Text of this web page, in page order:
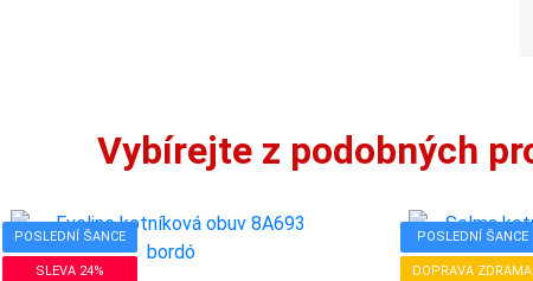
Vybírejte z podobných
POSLEDNÍ ŠANCE
SLEVA 24%
POSLEDNÍ ŠANCE
DOPRAVA ZDRAMA